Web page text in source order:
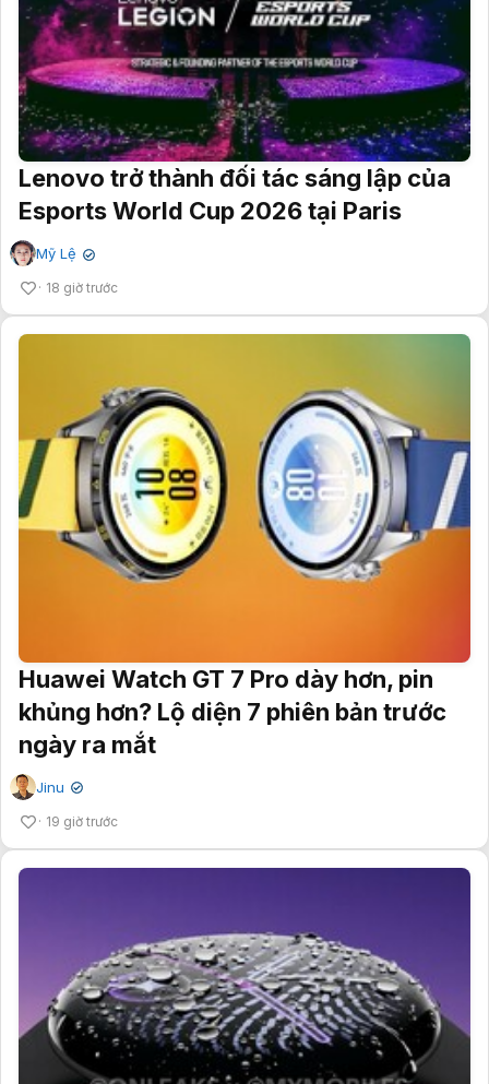
Lenovo trở thành đối tác sáng lập của
Esports World Cup 2026 tại Paris
Mỹ Lệ ✔
18 giờ trước
Huawei Watch GT 7 Pro dày hơn, pin
khủng hơn? Lộ diện 7 phiên bản trước
ngày ra mắt
Jinu ✔
19 giờ trước